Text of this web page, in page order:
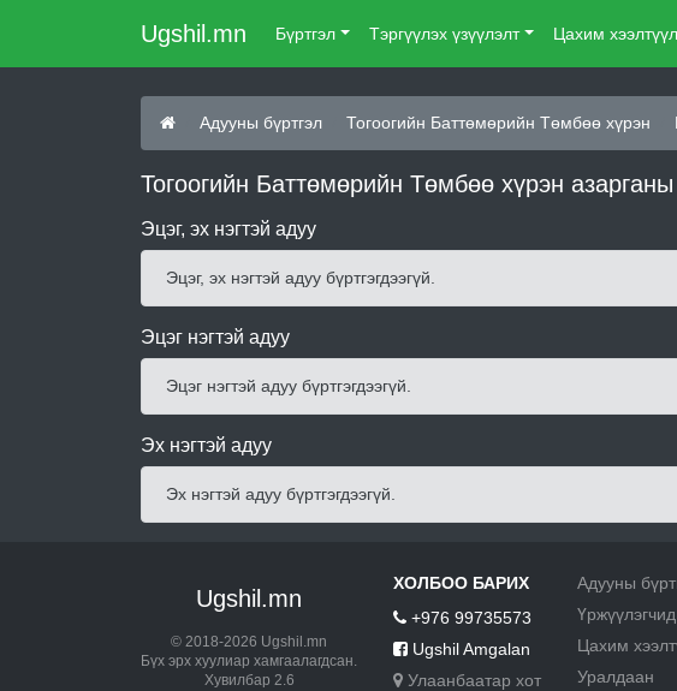
Ugshil.mn Бүртгэл Тэргүүлэх үзүүлэлт Цахим
Адууны бүртгэл Тогоогийн Баттөмөрийн Төмбөө хүрэн
Тогоогийн Баттөмөрийн Төмбөө хүрэн
Эцэг, эх нэгтэй адуу
Эцэг, эх нэгтэй адуу бүртгэгдээгүй.
Эцэг нэгтэй адуу
Эцэг нэгтэй адуу бүртгэгдээгүй.
Эх нэгтэй адуу
Эх нэгтэй адуу бүртгэгдээгүй.
Ugshil.mn
© 2018-2026 Ugshil.mn
Бүх эрх хуулиар хамгаалагдсан.
Хувилбар 2.6
ХОЛБОО БАРИХ
+976 99735573
Ugshil Amgalan
Улаанбаатар хот
Адууны
Үржүүлэгчид
Цахим
Уралдаан